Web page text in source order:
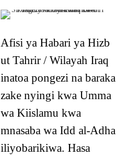
Afisi ya Habari ya Hizb
ut Tahrir / Wilayah Iraq
inatoa pongezi na baraka
zake nyingi kwa Umma
wa Kiislamu kwa
mnasaba wa Idd al-Adha
iliyobarikiwa. Hasa